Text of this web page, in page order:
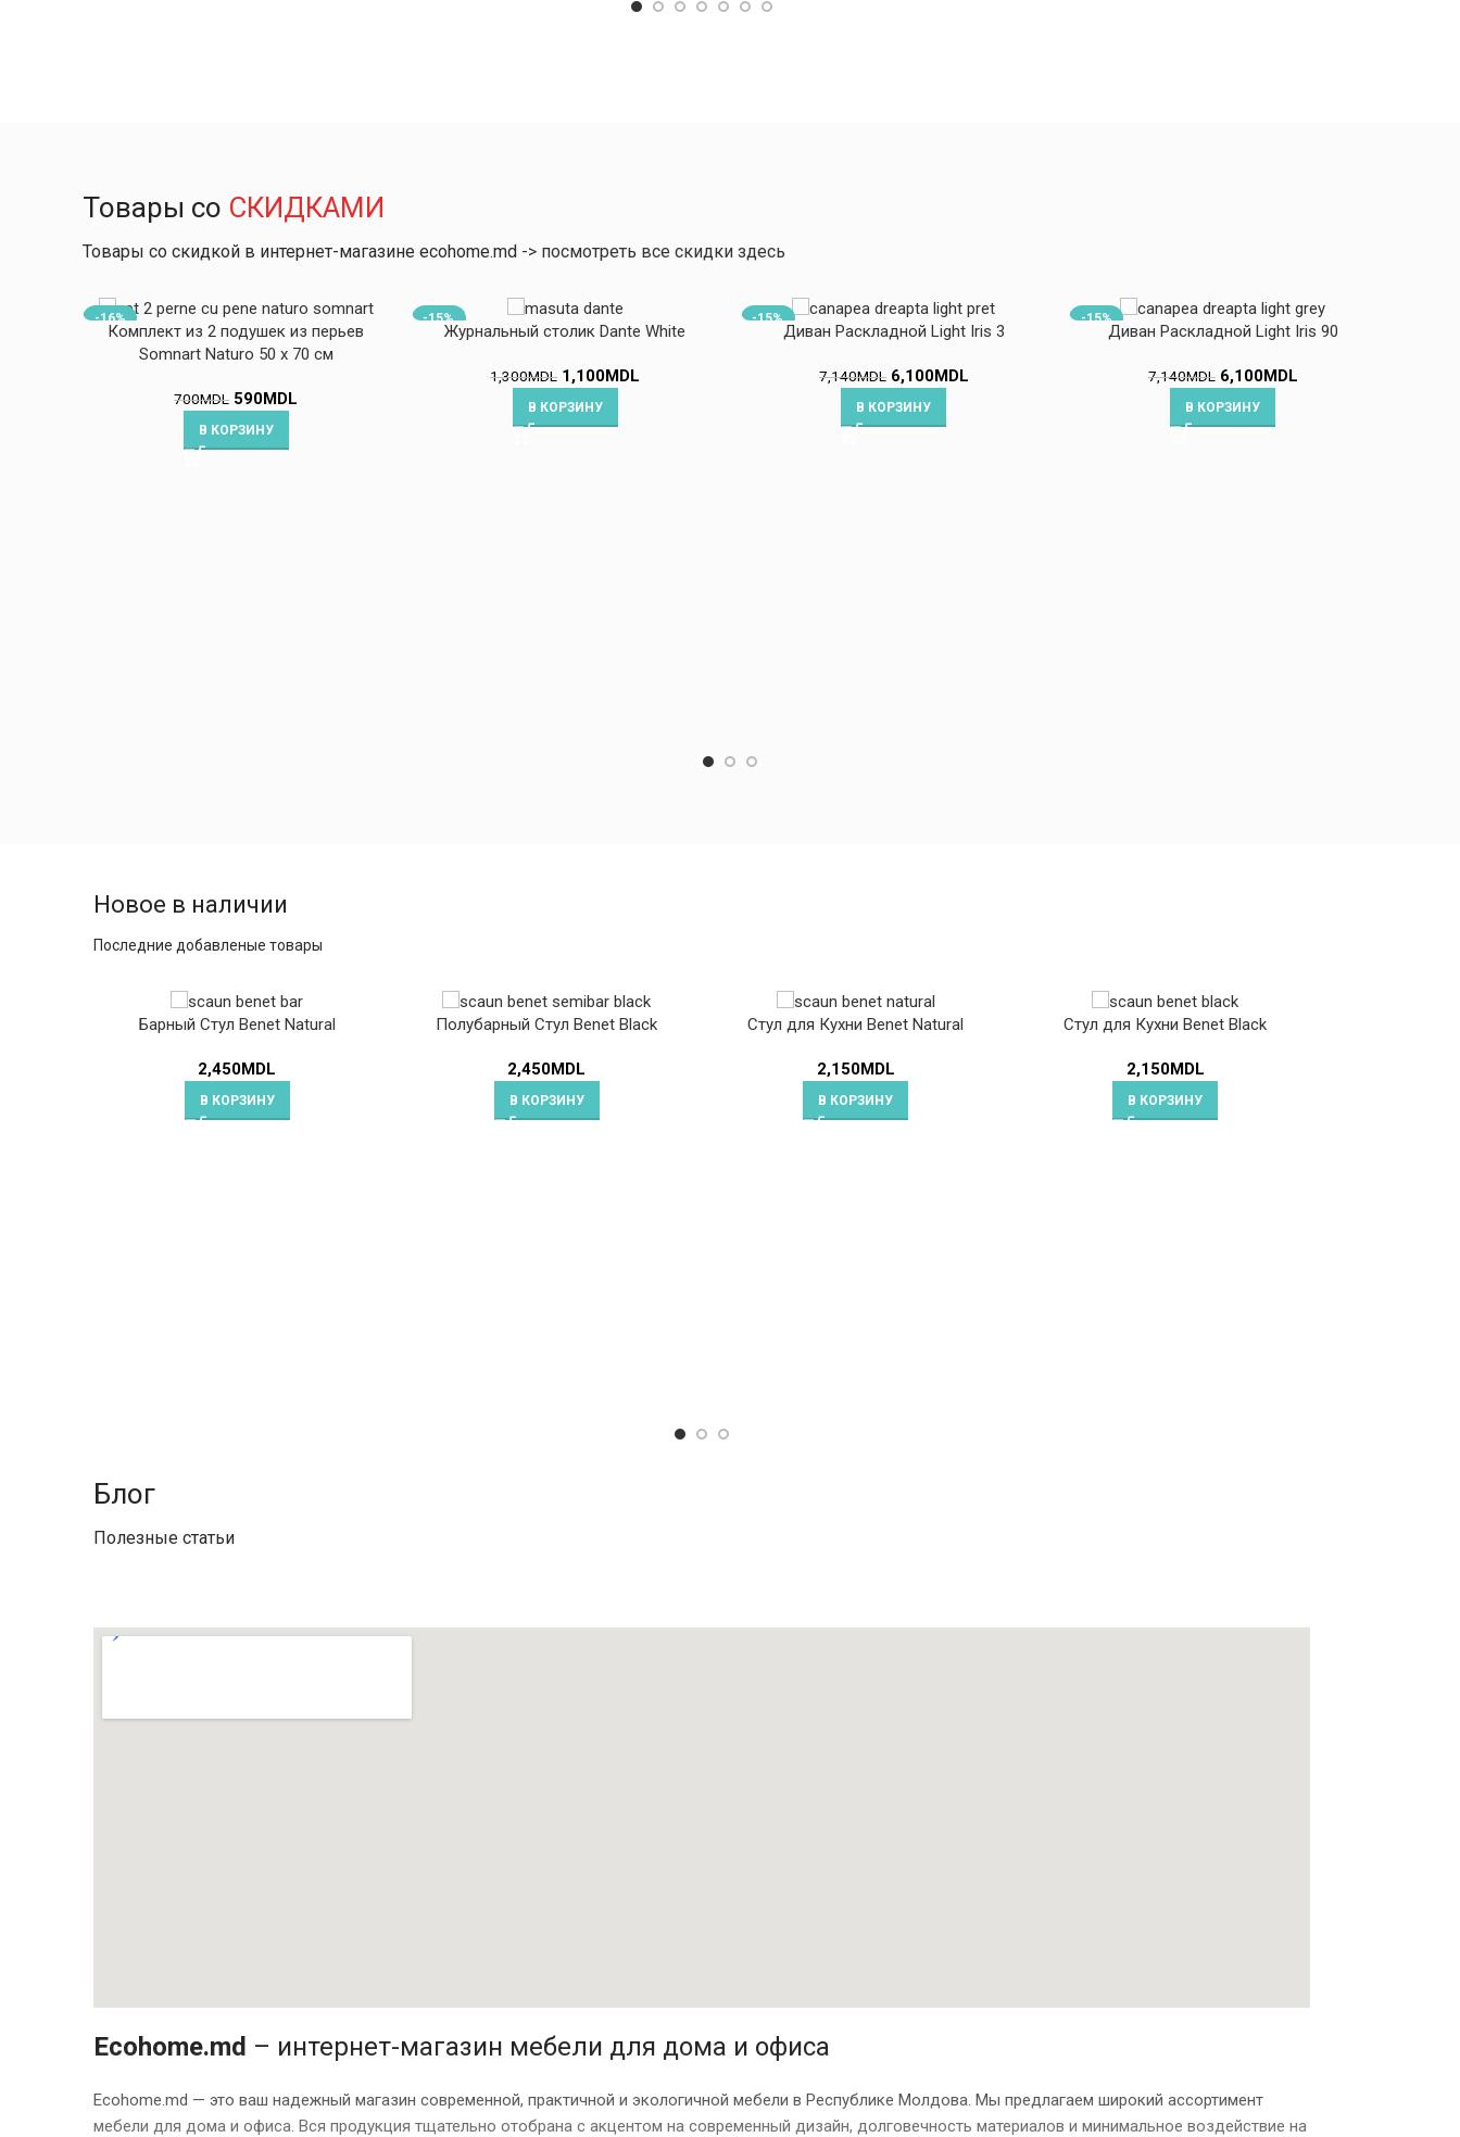
Товары со СКИДКАМИ
Товары со скидкой в ​​интернет-магазине ecohome.md -> посмотреть все скидки здесь
-16%
Комплект из 2 подушек из перьев
Somnart Naturo 50 x 70 см
700MDL 590MDL
В КОРЗИНУ
-15%
Журнальный столик Dante White
1,300MDL 1,100MDL
В КОРЗИНУ
-15%
Диван Раскладной Light Iris 3
7,140MDL 6,100MDL
В КОРЗИНУ
-15%
Диван Раскладной Light Iris 90
7,140MDL 6,100MDL
В КОРЗИНУ
Новое в наличии
Последние добавленые товары
Барный Стул Benet Natural
2,450MDL
В КОРЗИНУ
Полубарный Стул Benet Black
2,450MDL
В КОРЗИНУ
Стул для Кухни Benet Natural
2,150MDL
В КОРЗИНУ
Стул для Кухни Benet Black
2,150MDL
В КОРЗИНУ
Блог
Полезные статьи
Ecohome.md – интернет-магазин мебели для дома и офиса
Ecohome.md — это ваш надежный магазин современной, практичной и экологичной мебели в Республике Молдова. Мы предлагаем широкий ассортимент
мебели для дома и офиса. Вся продукция тщательно отобрана с акцентом на современный дизайн, долговечность материалов и минимальное воздействие на